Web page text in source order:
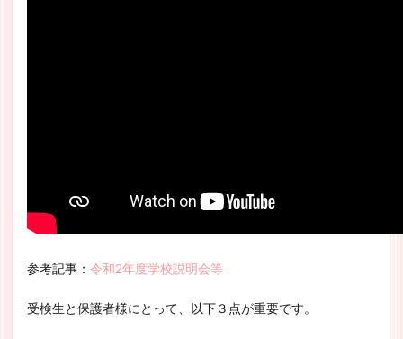
参考記事： 令和2年度学校説明会等
受検生と保護者様にとって、以下３点が重要です。